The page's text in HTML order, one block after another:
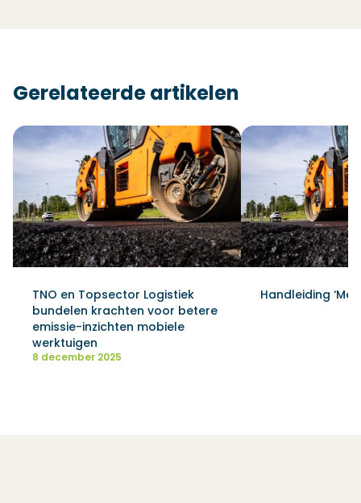
Gerelateerde artikelen
TNO en Topsector Logistiek
bundelen krachten voor betere
emissie-inzichten mobiele
werktuigen
8 december 2025
Handleiding